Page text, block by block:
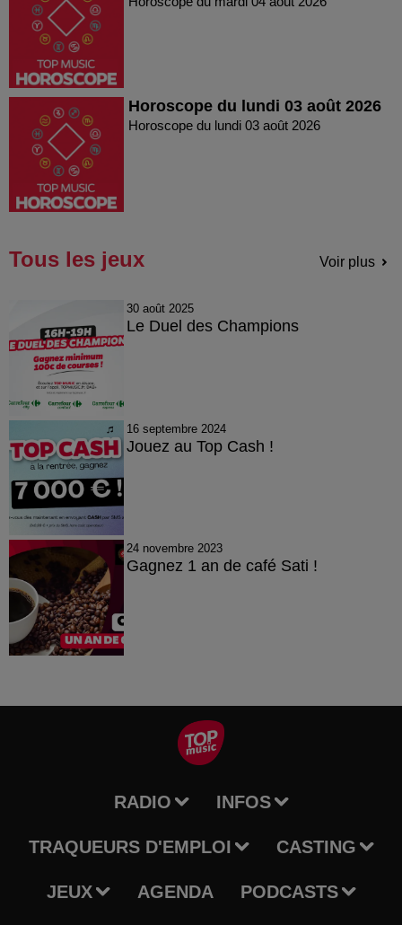
Horoscope du lundi 03 août 2026
Horoscope du lundi 03 août 2026
Tous les jeux Voir plus
30 août 2025
Le Duel des Champions
16 septembre 2024
Jouez au Top Cash !
24 novembre 2023
Gagnez 1 an de café Sati !
RADIO INFOS
TRAQUEURS D'EMPLOI CASTING
JEUX AGENDA PODCASTS